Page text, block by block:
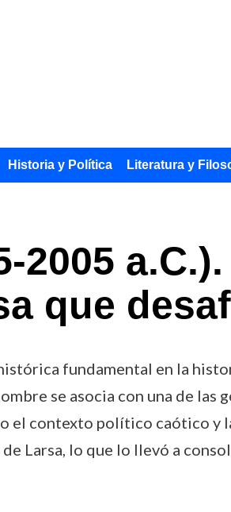
Historia y Política Literatura y
2005
que
fundamental en la
se asocia con una de
el contexto político caótico y
Larsa, lo que lo llevó a